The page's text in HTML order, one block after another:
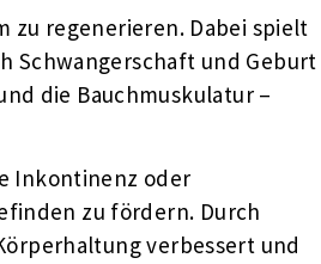
zu regenerieren. Dabei spielt
Schwangerschaft und Geburt
die Bauchmuskulatur –
Inkontinenz oder
zu fördern. Durch
verbessert und